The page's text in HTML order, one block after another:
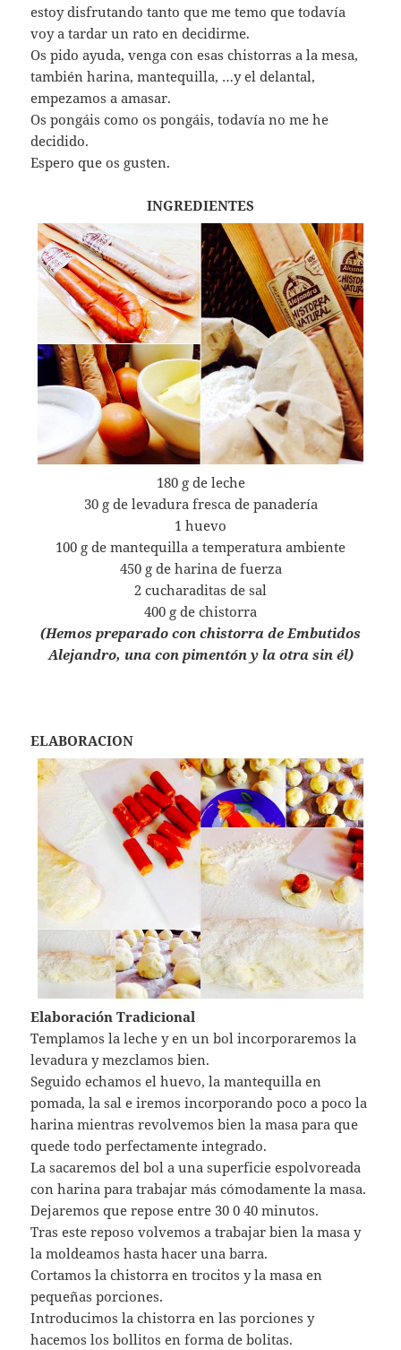
estoy disfrutando tanto que me temo que todavía
voy a tardar un rato en decidirme.
Os pido ayuda, venga con esas chistorras a la mesa,
también harina, mantequilla, …y el delantal,
empezamos a amasar.
Os pongáis como os pongáis, todavía no me he
decidido.
Espero que os gusten.
INGREDIENTES
180 g de leche
30 g de levadura fresca de panadería
1 huevo
100 g de mantequilla a temperatura ambiente
450 g de harina de fuerza
2 cucharaditas de sal
400 g de chistorra
(Hemos preparado con chistorra de Embutidos
Alejandro, una con pimentón y la otra sin él)
ELABORACION
Elaboración Tradicional
Templamos la leche y en un bol incorporaremos la
levadura y mezclamos bien.
Seguido echamos el huevo, la mantequilla en
pomada, la sal e iremos incorporando poco a poco la
harina mientras revolvemos bien la masa para que
quede todo perfectamente integrado.
La sacaremos del bol a una superficie espolvoreada
con harina para trabajar más cómodamente la masa.
Dejaremos que repose entre 30 0 40 minutos.
Tras este reposo volvemos a trabajar bien la masa y
la moldeamos hasta hacer una barra.
Cortamos la chistorra en trocitos y la masa en
pequeñas porciones.
Introducimos la chistorra en las porciones y
hacemos los bollitos en forma de bolitas.